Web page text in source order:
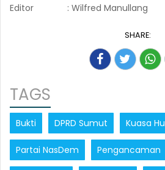
Editor : Wilfred Manullang
SHARE:
TAGS
Bukti DPRD Sumut Kuasa
Partai NasDem Pengancaman